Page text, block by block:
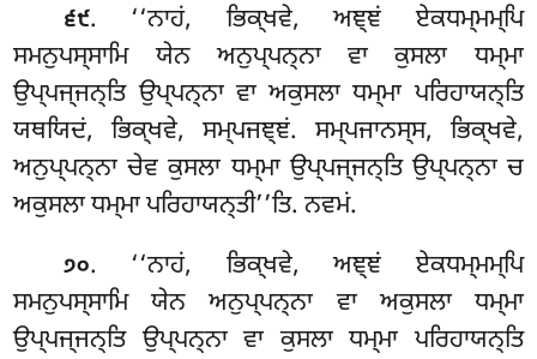
੬੯. ‘‘ਨਾਹਂ, ਭਿਕ੍ਖਵੇ, ਅਞ੍ਞਂ ਏਕਧਮ੍ਮਮ੍ਪਿ
ਸਮਨੁਪਸ੍ਸਾਮਿ ਯੇਨ ਅਨੁਪ੍ਪਨ੍ਨਾ ਵਾ ਕੁਸਲਾ ਧਮ੍ਮਾ
ਉਪ੍ਪਜ੍ਜਨ੍ਤਿ ਉਪ੍ਪਨ੍ਨਾ ਵਾ ਅਕੁਸਲਾ ਧਮ੍ਮਾ ਪਰਿਹਾਯਨ੍ਤਿ
ਯਥਯਿਦਂ, ਭਿਕ੍ਖਵੇ, ਸਮ੍ਪਜਞ੍ਞਂ. ਸਮ੍ਪਜਾਨਸ੍ਸ, ਭਿਕ੍ਖਵੇ,
ਅਨੁਪ੍ਪਨ੍ਨਾ ਚੇਵ ਕੁਸਲਾ ਧਮ੍ਮਾ ਉਪ੍ਪਜ੍ਜਨ੍ਤਿ ਉਪ੍ਪਨ੍ਨਾ ਚ
ਅਕੁਸਲਾਧਮ੍ਮਾ ਪਰਿਹਾਯਨ੍ਤੀ’’ਤਿ. ਨਵਮਂ.
੭੦. ‘‘ਨਾਹਂ, ਭਿਕ੍ਖਵੇ, ਅਞ੍ਞਂ ਏਕਧਮ੍ਮਮ੍ਪਿ
ਸਮਨੁਪਸ੍ਸਾਮਿ ਯੇਨ ਅਨੁਪ੍ਪਨ੍ਨਾ ਵਾ ਅਕੁਸਲਾ ਧਮ੍ਮਾ
ਉਪ੍ਪਜ੍ਜਨ੍ਤਿ ਉਪ੍ਪਨ੍ਨਾ ਵਾ ਕੁਸਲਾ ਧਮ੍ਮਾ ਪਰਿਹਾਯਨ੍ਤਿ